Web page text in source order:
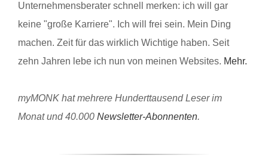
Unternehmensberater schnell merken: ich will gar
keine "große Karriere". Ich will frei sein. Mein Ding
machen. Zeit für das wirklich Wichtige haben. Seit
zehn Jahren lebe ich nun von meinen Websites. Mehr.
myMONK hat mehrere Hunderttausend Leser im
Monat und 40.000 Newsletter-Abonnenten.